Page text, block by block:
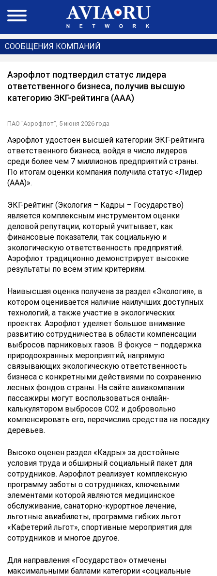
СООБЩЕНИЯ КОМПАНИЙ
Аэрофлот подтвердил статус лидера
ответственного бизнеса, получив высшую
категорию ЭКГ-рейтинга (ААА)
ПАО "Аэрофлот", 5 июня 2026 года
Аэрофлот удостоен высшей категории ЭКГ-рейтинга
ответственного бизнеса, войдя в число лидеров
среди более чем 7 миллионов предприятий страны.
По итогам оценки компания получила статус «Лидер
(ААА)».
ЭКГ-рейтинг (Экология – Кадры – Государство)
является комплексным инструментом оценки
деловой репутации, который учитывает, как
финансовые показатели, так социальную и
экологическую ответственность предприятий.
Аэрофлот традиционно демонстрирует высокие
результаты по всем этим критериям.
Наивысшая оценка получена за раздел «Экология», в
котором оценивается наличие наилучших доступных
технологий, а также участие в экологических
проектах. Аэрофлот уделяет большое внимание
развитию сотрудничества в области компенсации
выбросов парниковых газов. В фокусе – поддержка
природоохранных мероприятий, напрямую
связывающих экологическую ответственность
бизнеса с конкретными действиями по сохранению
лесных фондов страны. На сайте авиакомпании
пассажиры могут воспользоваться онлайн-
калькулятором выбросов СО2 и добровольно
компенсировать его, перечислив средства на посадку
деревьев.
Высоко оценен раздел «Кадры» за достойные
условия труда и обширный социальный пакет для
сотрудников. Аэрофлот реализует комплексную
программу заботы о сотрудниках, ключевыми
элементами которой являются медицинское
обслуживание, санаторно-курортное лечение,
льготные авиабилеты, программа гибких льгот
«Кафетерий льгот», спортивные мероприятия для
сотрудников и многое другое.
Для направления «Государство» отмечены
максимальными баллами категории «социальные